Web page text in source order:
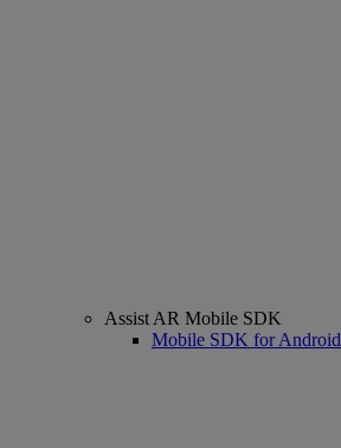
Assist AR Mobile SDK
Mobile SDK for Android